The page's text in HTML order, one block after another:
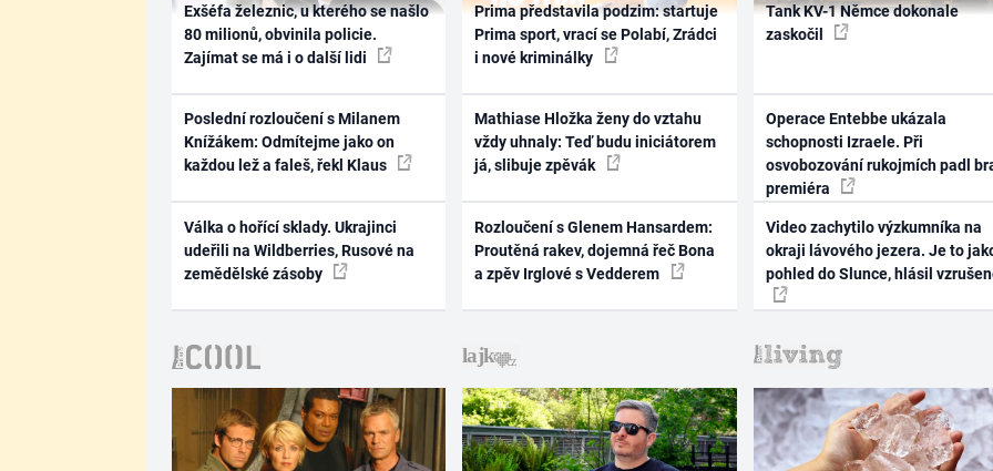
Exšéfa železnic, u kterého se našlo
80 milionů, obvinila policie.
Zajímat se má i o další lidi
Poslední rozloučení s Milanem
Knížákem: Odmítejme jako on
každou lež a faleš, řekl Klaus
Válka o hořící sklady. Ukrajinci
udeřili na Wildberries, Rusové na
zemědělské zásoby
Prima představila podzim: startuje
Prima sport, vrací se Polabí, Zrádci
i nové kriminálky
Mathiase Hložka ženy do vztahu
vždy uhnaly: Teď budu iniciátorem
já, slibuje zpěvák
Rozloučení s Glenem Hansardem:
Proutěná rakev, dojemná řeč Bona
a zpěv Irglové s Vedderem
Tank KV-1 Němce dokonale
zaskočil
Operace Entebbe ukázala
schopnosti Izraele. Při
osvobozování rukojmích padl
premiéra
Video zachytilo výzkumníka na
okraji lávového jezera. Je to
pohled do Slunce, hlásil